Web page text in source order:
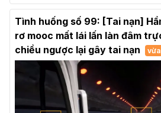
Tình huống số 99: [Tai nạn]
rơ mooc mất lái lấn làn đâm
chiều ngược lại gây tai nạn
vừa